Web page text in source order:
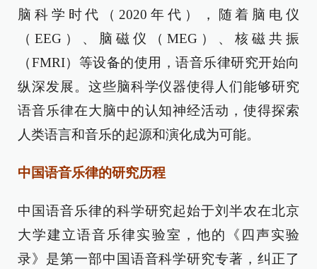
脑科学时代（2020年代），随着脑电仪
（EEG）、脑磁仪（MEG）、核磁共振
（FMRI）等设备的使用，语音乐律研究开始向
纵深发展。这些脑科学仪器使得人们能够研究
语音乐律在大脑中的认知神经活动，使得探索
人类语言和音乐的起源和演化成为可能。
中国语音乐律的研究历程
中国语音乐律的科学研究起始于刘半农在北京
大学建立语音乐律实验室，他的《四声实验
录》是第一部中国语音科学研究专著，纠正了